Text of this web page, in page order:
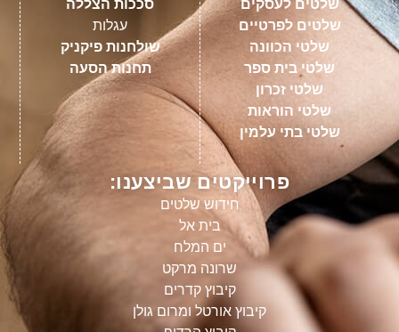
שלטים לעסקים
שלטים לפרטיים
שלטי הכוונה
שלטי בית ספר
שלטי זכרון
שלטי הוראות
שלטי בתי עלמין
סככות הצללה
עגלות
שולחנות פיקניק
תחנות הסעה
פרוייקטים שביצענו:
חידוש שלטים
בית אל
ים המלח
שרונה מרקט
קיבוץ קדרים
קיבוץ אורטל ומרום גולן